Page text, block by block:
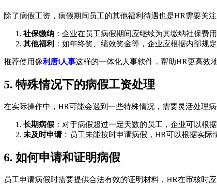
除了病假工资，病假期间员工的其他福利待遇也是HR需要关注
社保缴纳 ：企业在员工病假期间应继续为其缴纳社保费用
其他福利 ：如年终奖、绩效奖金等，企业应根据内部规
推荐使用像利唐i人事这样的一体化人事软件，帮助HR更高效
5. 特殊情况下的病假工资处理
在实际操作中，HR可能会遇到一些特殊情况，需要灵活处理病
长期病假 ：对于病假超过一定天数的员工，企业可以根
未及时申请：员工未能按时申请病假，HR可以根据实际
6. 如何申请和证明病假
员工申请病假时需要提供合法有效的证明材料，HR在审核时应